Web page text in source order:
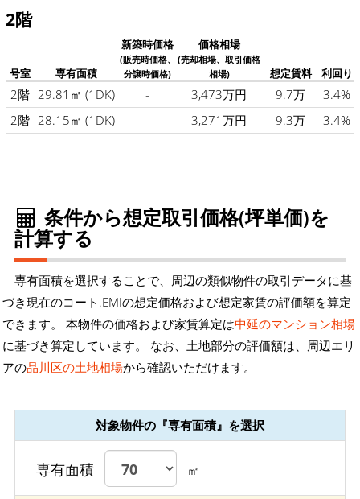
2階
号室 専有面積
新築時価格
(販売時価格、
分譲時価格)
価格相場
(売却相場、取引価格
相場)
想定賃料 利回り
2階 29.81㎡ (1DK) - 3,473万円 9.7万
3.4%
2階 28.15㎡ (1DK) - 3,271万円 9.3万 3.4%
条件から想定取引価格(坪単価)を
計算する
専有面積を選択することで、周辺の類似物件の取引データに基
づき現在のコート.EMIの想定価格および想定家賃の評価額を算定
できます。 本物件の価格および家賃算定は中延のマンション相場
に基づき算定しています。 なお、土地部分の評価額は、周辺エリ
アの品川区の土地相場から確認いただけます。
対象物件の『専有面積』を選択
専有面積 ㎡